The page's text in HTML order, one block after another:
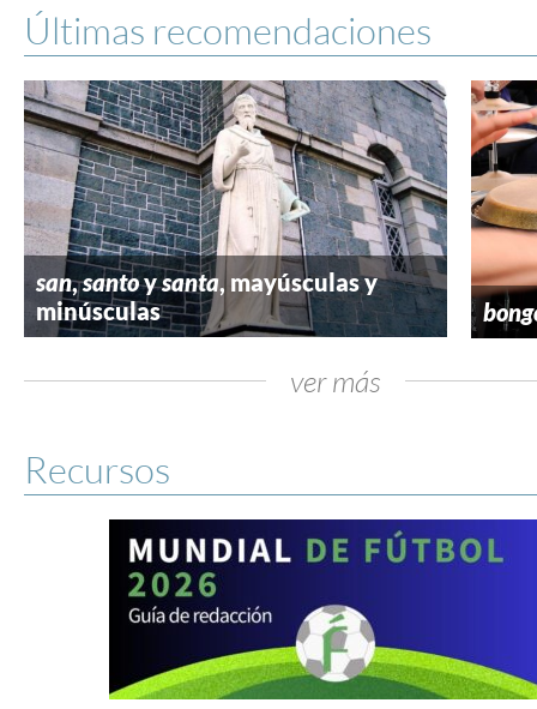
Últimas recomendaciones
san,santoysanta, mayúsculas y
minúsculas
ver más
Recursos